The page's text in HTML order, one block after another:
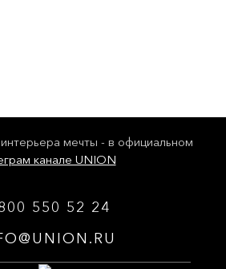
мечты - в официальном
канале UNION
550 52 24